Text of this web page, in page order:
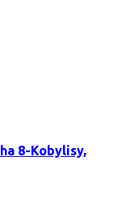
8-Kobylisy,